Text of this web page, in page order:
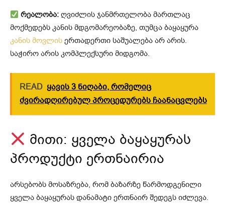
რეალობა: ღვიძლის ჯანმრთელობა მართლაც
მოქმედებს კანის მდგომარეობაზე, თუმცა ბაყაყურა
კანის მოვლის ერთადერთი საშუალება არ არის.
საჭირო არის კომპლექსური მიდგომა.
READ ყავის 3 ნიღაბი, რომელიც
ძვირადღირებულ პროცედურებს ჩაანაცვლებს
მითი: ყველა ბაყაყურას
პროდუქტი ერთნაირია
არსებობს მოსაზრება, რომ ბაზარზე წარმოდგენილი
ყველა ბაყაყურას დანამატი ერთნაირ შედეგს იძლევა.